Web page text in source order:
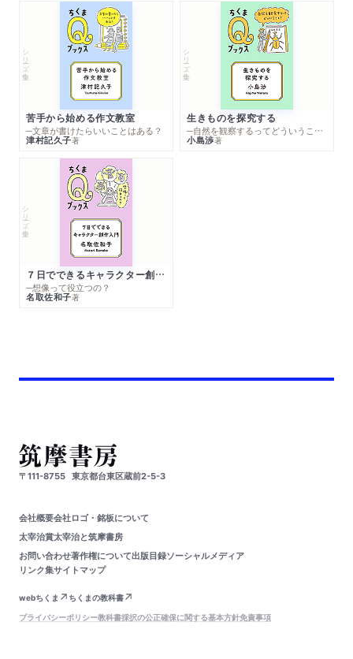
シリーズ・全集
苦手から始める作文教室
─文章が書けたらいいことはある？
津村記久子著
シリーズ・全集
生きものを探究する
─自然を観察するってどういうこと？
小島渉著
シリーズ・全集
７日でできるキャラクター創作入門
─想像って役立つの？
名取佐和子著
〒111-8755 東京都台東区蔵前2-5-3
会社概要会社ロゴ・銘板について
太宰治賞太宰治と筑摩書房
お問い合わせ著作権について出版目録ソーシャルメディア
リンク集サイトマップ
webちくま
ちくまの教科書
プライバシーポリシー教科書採択の公正確保に関する基本方針免責事項